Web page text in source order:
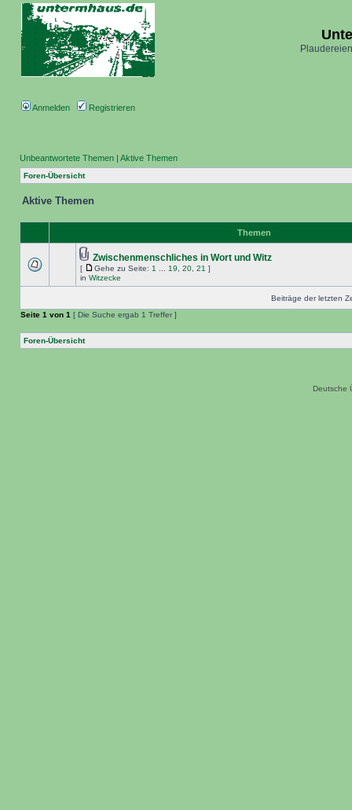
Anmelden Registrieren
Unbeantwortete Themen | Aktive Themen
Foren-Übersicht
Aktive Themen
Themen
Zwischenmenschliches in Wort und Witz
[ Gehe zu Seite: 1 19 20 21 ]
in Witzecke
Beiträge der letzten
Seite 1 von 1 [ Die Suche ergab 1 Treffer ]
Foren-Übersicht
Deutsche